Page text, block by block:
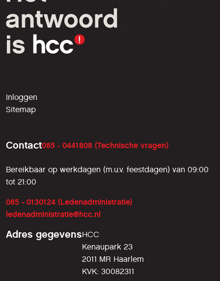
liefhebbers.
Inloggen
Sitemap
Contact085 - 0441808 (Technische vragen)
Bereikbaar op werkdagen (m.u.v. feestdagen) van 09:00
tot 21:00
085 - 0130124 (Ledenadministratie)
ledenadministratie@hcc.nl
Adres gegevensHCC
Kenaupark 23
2011 MR Haarlem
KVK: 30082311